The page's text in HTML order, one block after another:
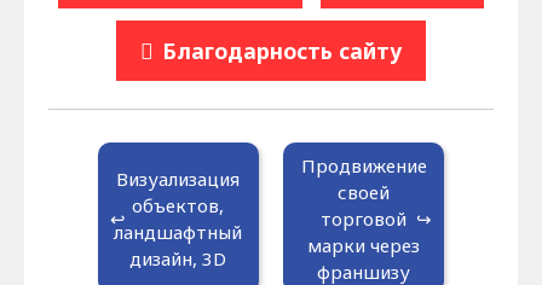
Благодарность сайту
Визуализация
объектов,
ландшафтный
дизайн, 3D
Продвижение
своей
торговой
марки через
франшизу